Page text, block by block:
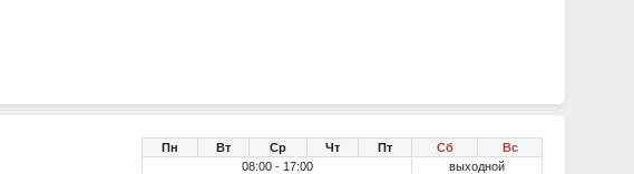
Пн Вт Ср Чт Пт Сб
Вс
08:00 - 17:00
выходной